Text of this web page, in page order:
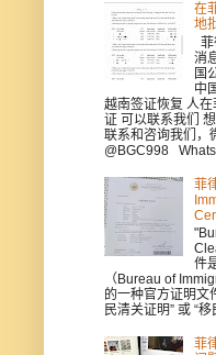
在
地
消
国
中
越南签证恢复 人
证 可以联系我们
联系和咨询我们，
@BGC998
菲
件
（Bureau of
的一种官方证明文
民清关证明” 或 “
菲